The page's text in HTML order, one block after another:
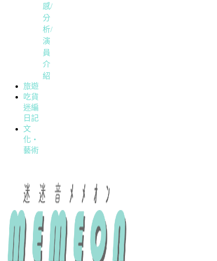
感/
分
析/
演
員
介
紹
旅遊
吃貨
迷編
日記
文
化・
藝術